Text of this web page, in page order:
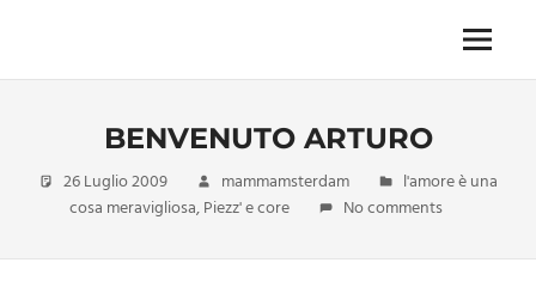
content
imprescindibile,
da
Menu
BENVENUTO ARTURO
26 Luglio 2009 mammamsterdam
l'amore è una
cosa meravigliosa,Piezz' e core No comments